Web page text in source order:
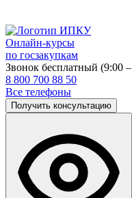
Онлайн-курсы
по госзакупкам
Звонок бесплатный (9:00
8 800 700 88 50
Все телефоны
Получить консультацию